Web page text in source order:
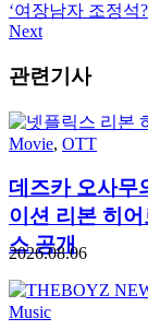
‘여장남자 조정석
Next
관련기사
Movie, OTT
데즈카 오사무
이션 리본 히
스 공개
2026.08.06
Music